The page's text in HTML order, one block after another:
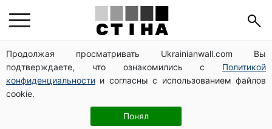
Продолжая просматривать Ukrainianwall.com Вы
подтверждаете, что ознакомились с Политикой
конфиденциальности и согласны с использованием файлов
cookie.
Понял
18 камер фиксируют скорость на трассах и в
городах: штрафы 340 и 1700 грн, где стоят в
августе
Директор ДОЗ Киева Татьяна Мостепан:
Демографический кризис нуждается в новых
решениях уже сегодня